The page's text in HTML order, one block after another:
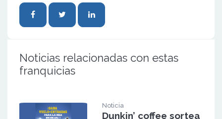
Noticias relacionadas con estas
franquicias
Noticia
Dunkin’ coffee sortea